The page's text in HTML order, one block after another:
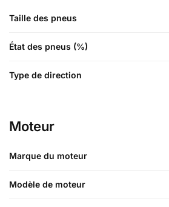
Taille des pneus
État des pneus (%)
Type de direction
Moteur
Marque du moteur
Modèle de moteur